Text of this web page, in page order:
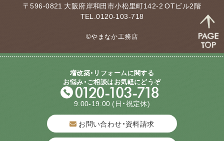
〒596-0821 大阪府岸和田市小松里町142-2 OTビル2階
TEL.0120-103-718
©やまなか工務店
増改築・リフォームに関する
お悩み・ご相談はお気軽にどうぞ
9:00-19:00 (日・祝定休)
お問い合わせ・資料請求